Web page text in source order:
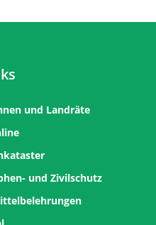
und Landräte
und Zivilschutz